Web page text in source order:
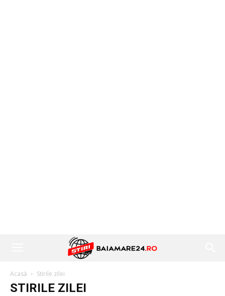
Acasă Stirile zilei
STIRILE ZILEI